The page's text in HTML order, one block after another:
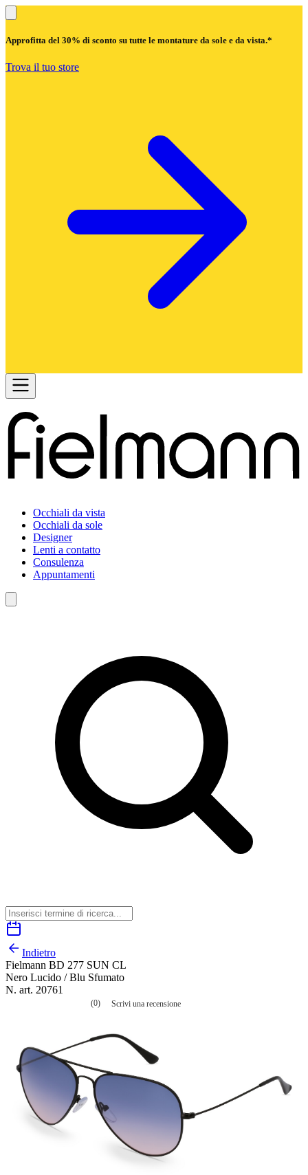
Approfitta del 30% di sconto su tutte le montature da sole e da vista.*
Trova il tuo store
Occhiali da vista
Occhiali da sole
Designer
Lenti a contatto
Consulenza
Appuntamenti
Indietro
Fielmann BD 277 SUN CL
Nero Lucido / Blu Sfumato
N. art. 20761
media
(0) Scrivi una recensione